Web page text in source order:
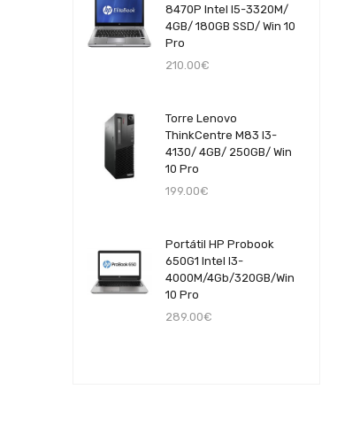
8470P Intel I5-3320M/
4GB/ 180GB SSD/ Win 10
Pro
210.00€
Torre Lenovo
ThinkCentre M83 I3-
4130/ 4GB/ 250GB/ Win
10 Pro
199.00€
Portátil HP Probook
650G1 Intel I3-
4000M/4Gb/320GB/Win
10 Pro
289.00€